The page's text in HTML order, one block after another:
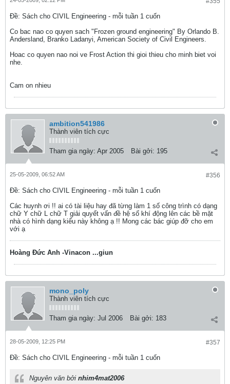
Ðề: Sách cho CIVIL Engineering - mỗi tuần 1 cuốn
Co bac nao co quyen sach "Frozen ground engineering" By Orlando B.
Andersland, Branko Ladanyi, American Society of Civil Engineers.
Hoac co quyen nao noi ve Frost Action thi gioi thieu cho minh biet voi
nhe.
Cam on nhieu
ambition541986
Thành viên tích cực
Tham gia ngày: Apr 2005 Bài gởi: 195
#356
25-05-2009, 06:52 AM
Ðề: Sách cho CIVIL Engineering - mỗi tuần 1 cuốn
Các huynh ơi !! ai có tài liệu hay đã từng làm 1 số công trình có dạng
chữ Y chữ L chữ T giải quyết vấn đề hệ số khí động lên các bề mặt
nhà có hình dạng kiểu này không ạ !! Mong các bác giúp đỡ cho em
với ạ
Hoàng Đức Anh -Vinacon ...giun
mono_poly
Thành viên tích cực
Tham gia ngày: Jul 2006 Bài gởi: 183
#357
28-05-2009, 12:25 PM
Ðề: Sách cho CIVIL Engineering - mỗi tuần 1 cuốn
Nguyên văn bởi nhim4mat2006